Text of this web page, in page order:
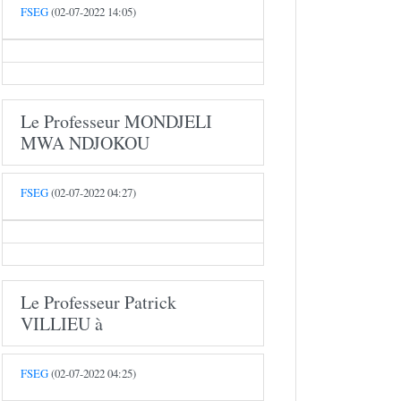
FSEG(02-07-2022 14:05)
Le Professeur MONDJELI
MWA NDJOKOU
FSEG(02-07-2022 04:27)
Le Professeur Patrick
VILLIEU à
FSEG(02-07-2022 04:25)